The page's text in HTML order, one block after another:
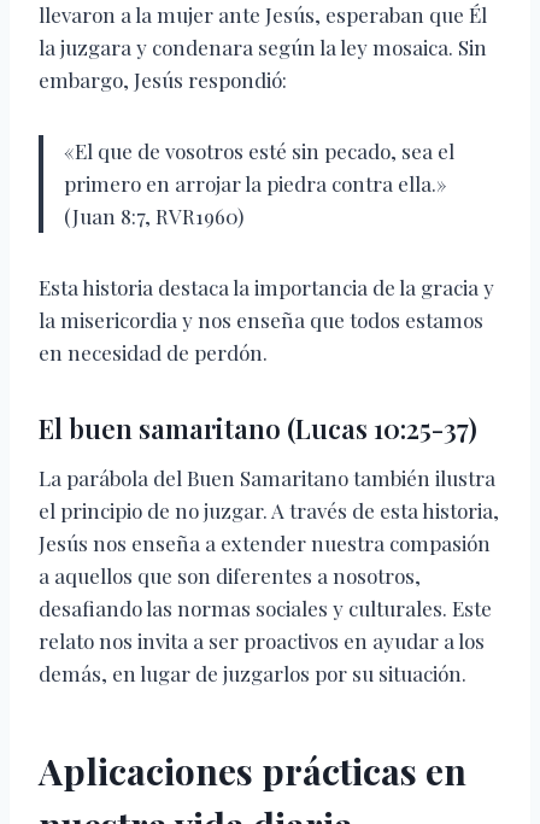
llevaron a la mujer ante Jesús, esperaban que Él
la juzgara y condenara según la ley mosaica. Sin
embargo, Jesús respondió:
«El que de vosotros esté sin pecado, sea el
primero en arrojar la piedra contra ella.»
(Juan 8:7, RVR1960)
Esta historia destaca la importancia de la gracia y
la misericordia y nos enseña que todos estamos
en necesidad de perdón.
El buen samaritano (Lucas 10:25-37)
La parábola del Buen Samaritano también ilustra
el principio de no juzgar. A través de esta historia,
Jesús nos enseña a extender nuestra compasión
a aquellos que son diferentes a nosotros,
desafiando las normas sociales y culturales. Este
relato nos invita a ser proactivos en ayudar a los
demás, en lugar de juzgarlos por su situación.
Aplicaciones prácticas en